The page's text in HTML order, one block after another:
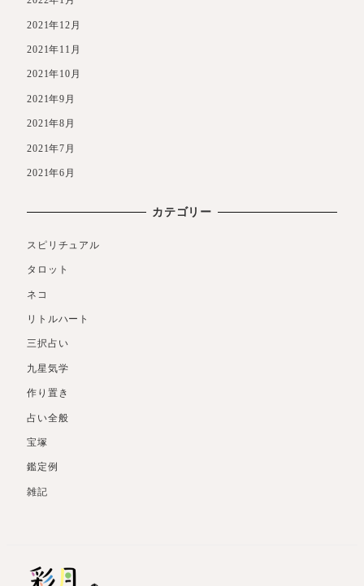
2021年12月
2021年11月
2021年10月
2021年9月
2021年8月
2021年7月
2021年6月
カテゴリー
スピリチュアル
タロット
ネコ
リトルハート
三択占い
九星気学
作り置き
占い全般
宝塚
鑑定例
雑記